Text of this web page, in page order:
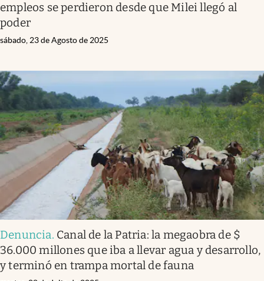
empleos se perdieron desde que Milei llegó al
poder
sábado, 23 de Agosto de 2025
Denuncia. Canal de la Patria: la megaobra de $
36.000 millones que iba a llevar agua y desarrollo,
y terminó en trampa mortal de fauna